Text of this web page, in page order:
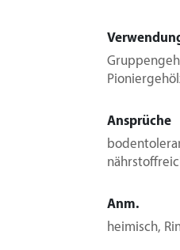
Ansprüche
Anm.
heimisch,